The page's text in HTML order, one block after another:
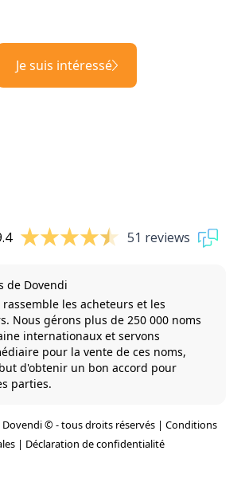
Je suis intéressé
51 reviews
de Dovendi
rassemble les acheteurs et les
Nous gérons plus de 250 000 noms
internationaux et servons
pour la vente de ces noms,
d'obtenir un bon accord pour
parties.
© - tous droits réservés | Conditions
| Déclaration de confidentialité